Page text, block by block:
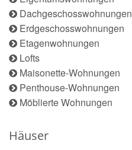
Dachgeschosswohnungen
Erdgeschosswohnungen
Etagenwohnungen
Lofts
Maisonette-Wohnungen
Penthouse-Wohnungen
Möblierte Wohnungen
Häuser